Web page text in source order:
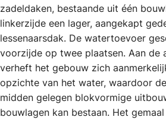
zadeldaken, bestaande uit één
linkerzijde een lager, aangekapt
lessenaarsdak. De watertoevoer
voorzijde op twee plaatsen. Aan de
verheft het gebouw zich
opzichte van het water, waardoor
midden gelegen blokvormige
bouwlagen kan bestaan. Het